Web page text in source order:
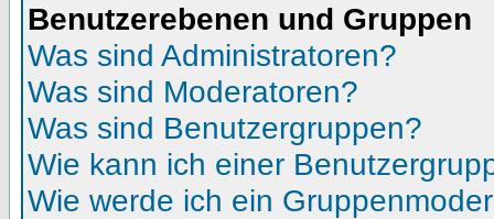
Benutzerebenen und Gruppen
Was sind Administratoren?
Was sind Moderatoren?
Was sind Benutzergruppen?
Wie kann ich einer
Wie werde ich ein